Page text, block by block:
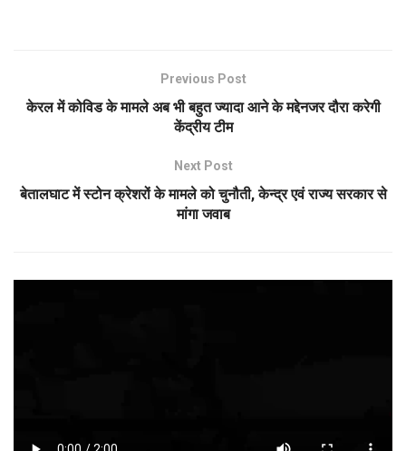
Previous Post
केरल में कोविड के मामले अब भी बहुत ज्यादा आने के मद्देनजर दौरा करेगी
केंद्रीय टीम
Next Post
बेतालघाट में स्टोन क्रेशरों के मामले को चुनौती, केन्द्र एवं राज्य सरकार से
मांगा जवाब